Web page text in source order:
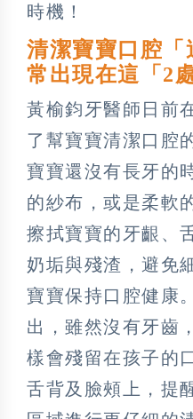
時機！
清潔寶寶口腔
常出現在這「2
黃榆鈞牙醫師日前
了幫寶寶清潔口腔
寶寶還沒有長牙的
的紗布，或是柔軟
擦拭寶寶的牙齦、
奶垢與殘渣，避免
寶寶保持口腔健康
出，雖然沒有牙齒
樣會殘留在孩子的
舌背及臉頰上，提